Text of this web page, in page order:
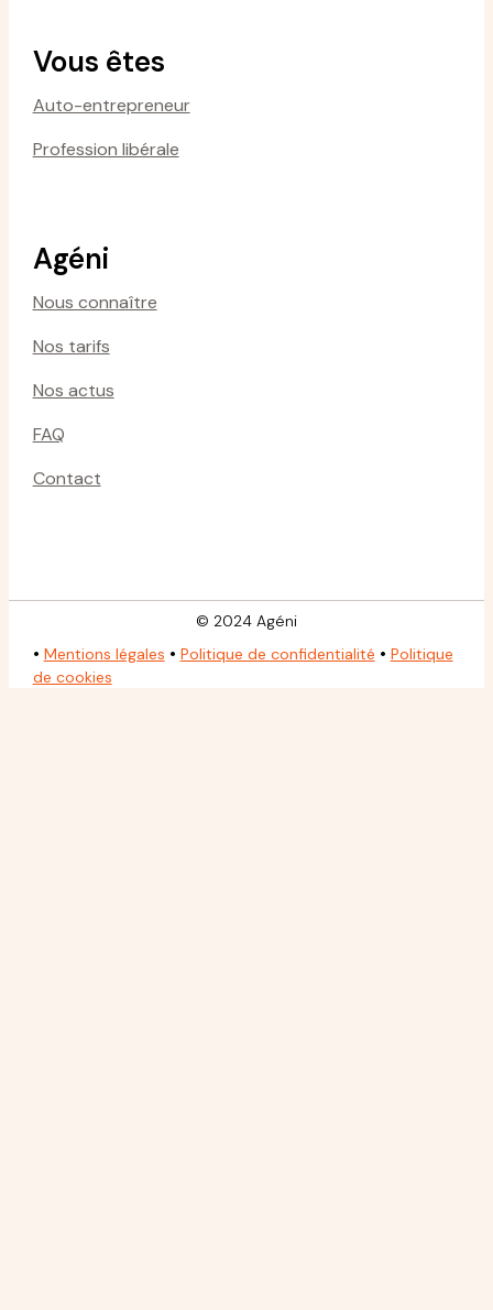
Vous êtes
Auto-entrepreneur
Profession libérale
Agéni
Nous connaître
Nos tarifs
Nos actus
FAQ
Contact
© 2024 Agéni
• Mentions légales • Politique de confidentialité • Politique
de cookies